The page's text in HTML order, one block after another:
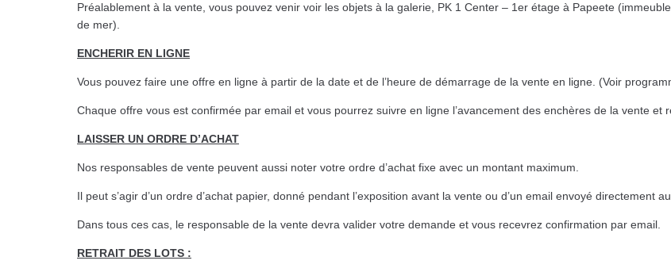
Préalablement à la vente, vous pouvez venir voir les objets à la galerie, PK 1 Center – 1er étage à Papeete
de mer).
ENCHERIR EN LIGNE
Vous pouvez faire une offre en ligne à partir de la date et de l’heure de démarrage de la vente en ligne. (Voir
Chaque offre vous est confirmée par email et vous pourrez suivre en ligne l’avancement des enchères de la vente et
LAISSER UN ORDRE D’ACHAT
Nos responsables de vente peuvent aussi noter votre ordre d’achat fixe avec un montant maximum.
Il peut s’agir d’un ordre d’achat papier, donné pendant l’exposition avant la vente ou d’un email envoyé directement
Dans tous ces cas, le responsable de la vente devra valider votre demande et vous recevrez confirmation par email.
RETRAIT DES LOTS :